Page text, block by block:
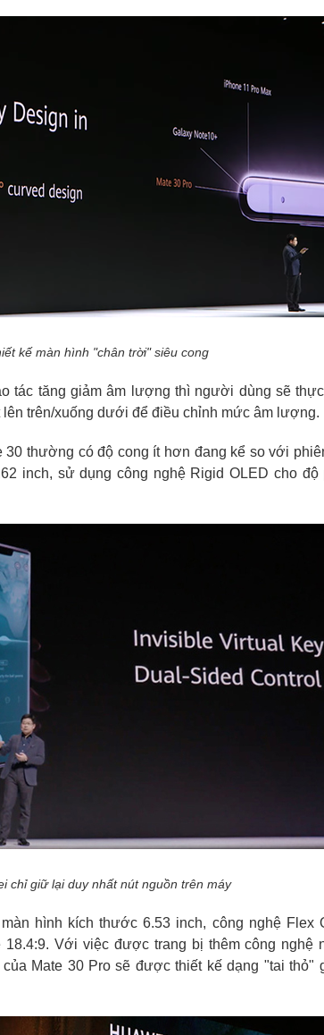
kế màn hình "chân trời" siêu cong
tác tăng giảm âm lượng thì người dùng sẽ
trên/xuống dưới để điều chỉnh mức âm lượng.
30 thường có độ cong ít hơn đang kể so với
inch, sử dụng công nghệ Rigid OLED cho độ
chỉ giữ lại duy nhất nút nguồn trên máy
hình kích thước 6.53 inch, công nghệ Flex
18.4:9. Với việc được trang bị thêm công nghệ
Mate 30 Pro sẽ được thiết kế dạng "tai thỏ"